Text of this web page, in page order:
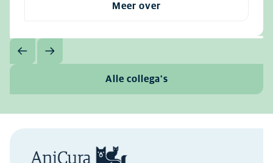
Meer over
Alle collega's